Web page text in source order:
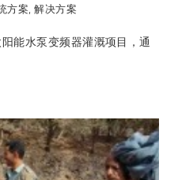
方案 ,解决方案
能水泵变频器灌溉项目，通